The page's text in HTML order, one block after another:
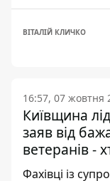
ВІТАЛІЙ КЛИЧКО
16:57, 07 жовтня
Київщина
заяв від
ветеранів -
Фахівці із